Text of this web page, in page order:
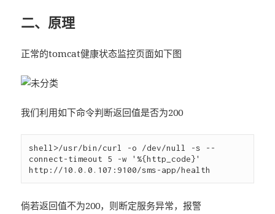
二、原理
正常的tomcat健康状态监控页面如下图
我们利用如下命令判断返回值是否为200
shell>/usr/bin/curl -o /dev/null -s --
connect-timeout 5 -w '%{http_code}'
倘若返回值不为200，则断定服务异常，报警